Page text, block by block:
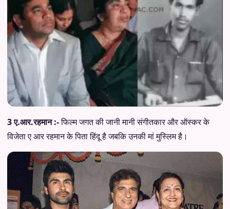
3 ए.आर.रहमान :-फिल्म जगत की जानी मानी संगीतकार और ऑस्कर के
विजेता ए आर रहमान के पिता हिंदू है जबकि उनकी मां मुस्लिम है।